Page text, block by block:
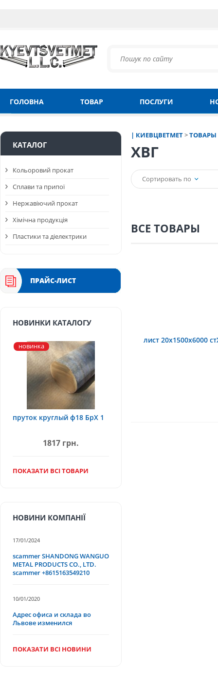
ГОЛОВНА ТОВАР ПОСЛУГИ
| КИЕВЦВЕТМЕТ>ТОВАРЫ
ХВГ
Сортировать по
ВСЕ ТОВАРЫ
лист 20х1500х6000
КАТАЛОГ
Кольоровий прокат
Сплави та припої
Нержавіючий прокат
Хімічна продукція
Пластики та діелектрики
ПРАЙС-ЛИСТ
НОВИНКИ КАТАЛОГУ
новинка
пруток круглый ф18 БрХ 1
1817 грн.
ПОКАЗАТИ ВСІ ТОВАРИ
НОВИНИ КОМПАНІЇ
17/01/2024
scammer SHANDONG WANGUO
METAL PRODUCTS CO., LTD.
scammer +8615163549210
10/01/2020
Адрес офиса и склада во
Львове изменился
ПОКАЗАТИ ВСІ НОВИНИ